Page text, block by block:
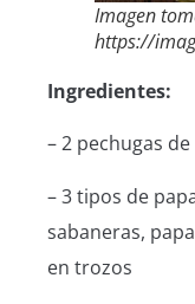
Imagen
https://
Ingredientes:
– 2 pechugas
– 3 tipos de
sabaneras,
en trozos